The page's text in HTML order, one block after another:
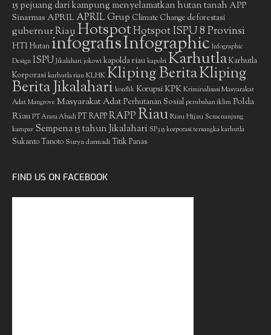
15 pejuang dari kampung menyelamatkan hutan tanah APP
Sinarmas APRIL APRIL Grup Climate Change deforestasi
gubernur RiauHotspotHotspot ISPU 8 Provinsi
HTIHutan infografisInfographic Infographic
Design ISPU Jikalahari jokowi kapolda riau kapolri KarhutlaKarhutla
Korporasikarhutla riauKLHKKliping BeritaKliping
Berita Jikalahari konflik Korupsi KPKKriminalisasi Masyarakat
Adat Mangrove Masyarakat AdatPerhutanan Sosial perubahan iklim Polda
Riau PT Arara Abadi PT RAPPRAPPRiauRiau Hijau Semenanjung
kampar Sempena 15 tahun Jikalahari SP3 15 korporasi tersangka karhutla
Sukanto Tanoto Surya darmadiTitik Panas
FIND US ON FACEBOOK